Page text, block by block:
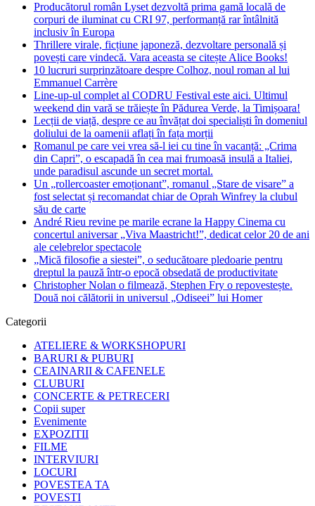
Producătorul român Lyset dezvoltă prima gamă locală de
corpuri de iluminat cu CRI 97, performanță rar întâlnită
inclusiv în Europa
Thrillere virale, ficțiune japoneză, dezvoltare personală și
povești care vindecă. Vara aceasta se citește Alice Books!
10 lucruri surprinzătoare despre Colhoz, noul roman al lui
Emmanuel Carrère
Line-up-ul complet al CODRU Festival este aici. Ultimul
weekend din vară se trăiește în Pădurea Verde, la Timișoara!
Lecții de viață, despre ce au învățat doi specialiști în domeniul
doliului de la oamenii aflați în fața morții
Romanul pe care vei vrea să-l iei cu tine în vacanță: „Crima
din Capri”, o escapadă în cea mai frumoasă insulă a Italiei,
unde paradisul ascunde un secret mortal.
Un „rollercoaster emoționant”, romanul „Stare de visare” a
fost selectat și recomandat chiar de Oprah Winfrey la clubul
său de carte
André Rieu revine pe marile ecrane la Happy Cinema cu
concertul aniversar „Viva Maastricht!”, dedicat celor 20 de ani
ale celebrelor spectacole
„Mică filosofie a siestei”, o seducătoare pledoarie pentru
dreptul la pauză într-o epocă obsedată de productivitate
Christopher Nolan o filmează, Stephen Fry o repovestește.
Două noi călătorii in universul „Odiseei” lui Homer
Categorii
ATELIERE & WORKSHOPURI
BARURI & PUBURI
CEAINARII & CAFENELE
CLUBURI
CONCERTE & PETRECERI
Copii super
Evenimente
EXPOZITII
FILME
INTERVIURI
LOCURI
POVESTEA TA
POVESTI